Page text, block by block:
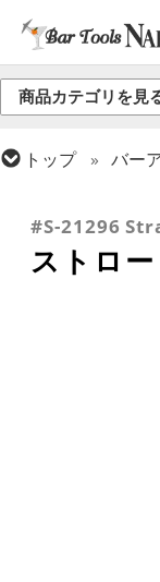
商品カテゴリを見
トップ バー
#S-21296
ストロ